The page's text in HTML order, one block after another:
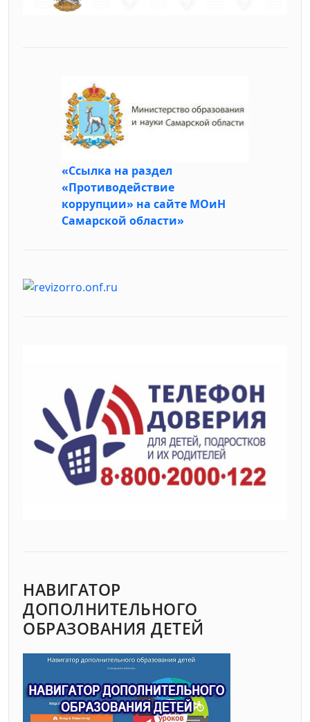
«Ссылка на раздел
«Противодействие
коррупции» на сайте МОиН
Самарской области»
НАВИГАТОР
ДОПОЛНИТЕЛЬНОГО
ОБРАЗОВАНИЯ ДЕТЕЙ